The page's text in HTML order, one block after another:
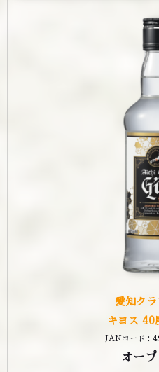
愛知ク
キヨス
JANコード：
オー